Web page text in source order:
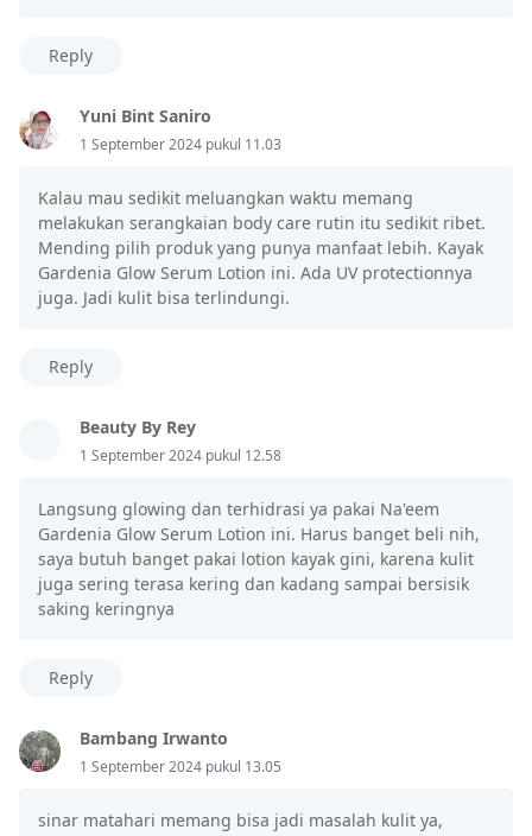
Reply
Yuni Bint Saniro
1 September 2024 pukul 11.03
Kalau mau sedikit meluangkan waktu memang
melakukan serangkaian body care rutin itu sedikit ribet.
Mending pilih produk yang punya manfaat lebih. Kayak
Gardenia Glow Serum Lotion ini. Ada UV protectionnya
juga. Jadi kulit bisa terlindungi.
Reply
Beauty By Rey
1 September 2024 pukul 12.58
Langsung glowing dan terhidrasi ya pakai Na'eem
Gardenia Glow Serum Lotion ini. Harus banget beli nih,
saya butuh banget pakai lotion kayak gini, karena kulit
juga sering terasa kering dan kadang sampai bersisik
saking keringnya
Reply
Bambang Irwanto
1 September 2024 pukul 13.05
sinar matahari memang bisa jadi masalah kulit ya,